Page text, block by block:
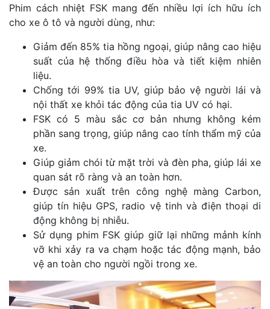
Phim cách nhiệt FSK mang đến nhiều lợi ích hữu ích
cho xe ô tô và người dùng, như:
Giảm đến 85% tia hồng ngoại, giúp nâng cao hiệu
suất của hệ thống điều hòa và tiết kiệm nhiên
liệu.
Chống tới 99% tia UV, giúp bảo vệ người lái và
nội thất xe khỏi tác động của tia UV có hại.
FSK có 5 màu sắc cơ bản nhưng không kém
phần sang trọng, giúp nâng cao tính thẩm mỹ của
xe.
Giúp giảm chói từ mặt trời và đèn pha, giúp lái xe
quan sát rõ ràng và an toàn hơn.
Được sản xuất trên công nghệ màng Carbon,
giúp tín hiệu GPS, radio vệ tinh và điện thoại di
động không bị nhiễu.
Sử dụng phim FSK giúp giữ lại những mảnh kính
vỡ khi xảy ra va chạm hoặc tác động mạnh, bảo
vệ an toàn cho người ngồi trong xe.